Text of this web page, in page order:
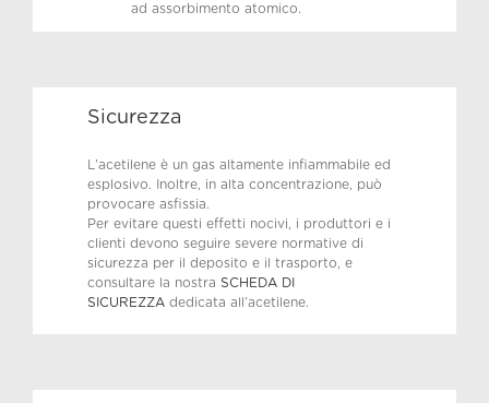
ad assorbimento atomico.
Sicurezza
L’acetilene è un gas altamente infiammabile ed
esplosivo. Inoltre, in alta concentrazione, può
provocare asfissia.
Per evitare questi effetti nocivi, i produttori e i
clienti devono seguire severe normative di
sicurezza per il deposito e il trasporto, e
consultare la nostra SCHEDA DI
SICUREZZA dedicata all’acetilene.